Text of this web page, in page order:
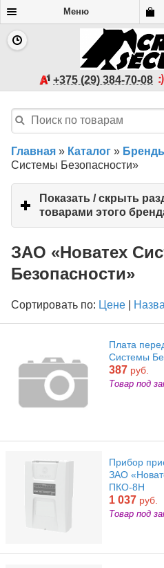
Меню
+375 (29) 384-70-08
Главная » Каталог »
Системы Безопасности»
Показать / скрыть
товарами этого
ЗАО «Новатех
Безопасности»
Сортировать по: Цене
Плата
Системы
387 руб.
Товар под
Прибор
ЗАО
ПКО-8Н
1 037 руб.
Товар под